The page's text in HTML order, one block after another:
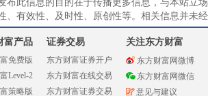
布此信息的目的在于传播更多信息，与本站立
、有效性、及时性、原创性等。相关信息并未
富产品
免费版
Level-2
策略版
证券交易
东方财富证券开户
东方财富在线交易
东方财富证券交易
关注东方财富
东方财富网微博
东方财富网微信
意见与建议